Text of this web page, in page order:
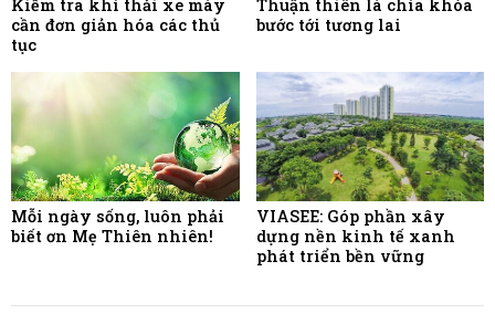
Kiểm tra khí thải xe máy
cần đơn giản hóa các thủ
tục
Thuận thiên là chìa khóa
bước tới tương lai
Mỗi ngày sống, luôn phải
biết ơn Mẹ Thiên nhiên!
VIASEE: Góp phần xây
dựng nền kinh tế xanh
phát triển bền vững